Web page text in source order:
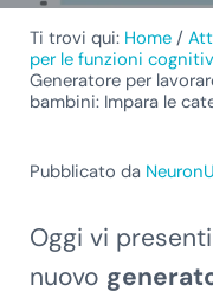
Ti trovi qui: Home /
per le funzioni
Generatore per
bambini: Impara le
Pubblicato da
Oggi vi
nuovo